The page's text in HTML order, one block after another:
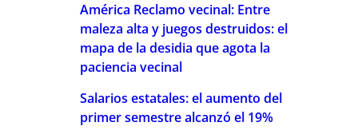
América Reclamo vecinal: Entre
maleza alta y juegos destruidos: el
mapa de la desidia que agota la
paciencia vecinal
Salarios estatales: el aumento del
primer semestre alcanzó el 19%